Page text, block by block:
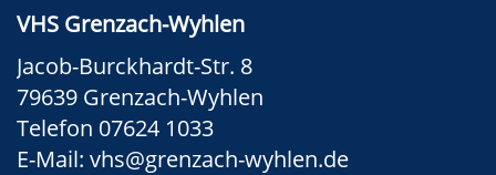
VHS Grenzach-Wyhlen
Jacob-Burckhardt-Str. 8
79639 Grenzach-Wyhlen
Telefon 07624 1033
E-Mail: vhs@grenzach-wyhlen.de